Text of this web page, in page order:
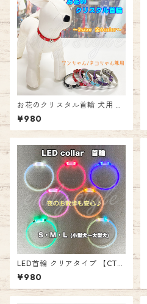
お花のクリスタル首輪 犬用 猫
用 ペット 犬猫兼用 ストーン
クリスタル お花 首輪 ラインス
トーン ビジュー フェイクレザ
ッグ キャット エミリースタイ
ル emilystyle
¥980
LED首輪 クリアタイプ 【CT-
1】 軽量 細い 充電式 USB 夜間
お散歩 犬 猫 LED 安心 安全 簡
単 事故防止 首輪 LEDカラー
¥980